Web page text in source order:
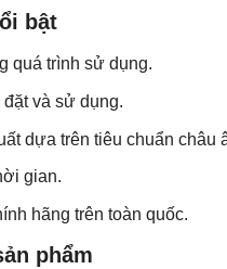
bật
quá trình sử dụng.
đặt và sử dụng.
dựa trên tiêu chuẩn châu
gian.
hãng trên toàn quốc.
phẩm